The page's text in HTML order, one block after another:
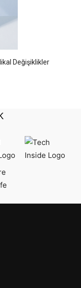
Değişiklikler